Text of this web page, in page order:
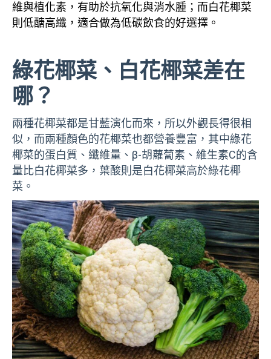
維與植化素，有助於抗氧化與消水腫；而白花椰菜
則低醣高纖，適合做為低碳飲食的好選擇。
綠花椰菜、白花椰菜差在
哪？
兩種花椰菜都是甘藍演化而來，所以外觀長得很相
似，而兩種顏色的花椰菜也都營養豐富，其中綠花
椰菜的蛋白質、纖維量、β-胡蘿蔔素、維生素C的含
量比白花椰菜多，葉酸則是白花椰菜高於綠花椰
菜。